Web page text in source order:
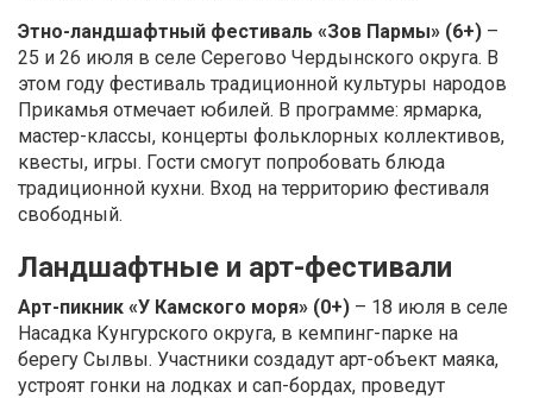
Этно-ландшафтный фестиваль «Зов Пармы» (6+) –
25 и 26 июля в селе Серегово Чердынского округа. В
этом году фестиваль традиционной культуры народов
Прикамья отмечает юбилей. В программе: ярмарка,
мастер-классы, концерты фольклорных коллективов,
квесты, игры. Гости смогут попробовать блюда
традиционной кухни. Вход на территорию фестиваля
свободный.
Ландшафтные и арт-фестивали
Арт-пикник «У Камского моря» (0+) – 18 июля в селе
Насадка Кунгурского округа, в кемпинг-парке на
берегу Сылвы. Участники создадут арт-объект маяка,
устроят гонки на лодках и сап-бордах, проведут